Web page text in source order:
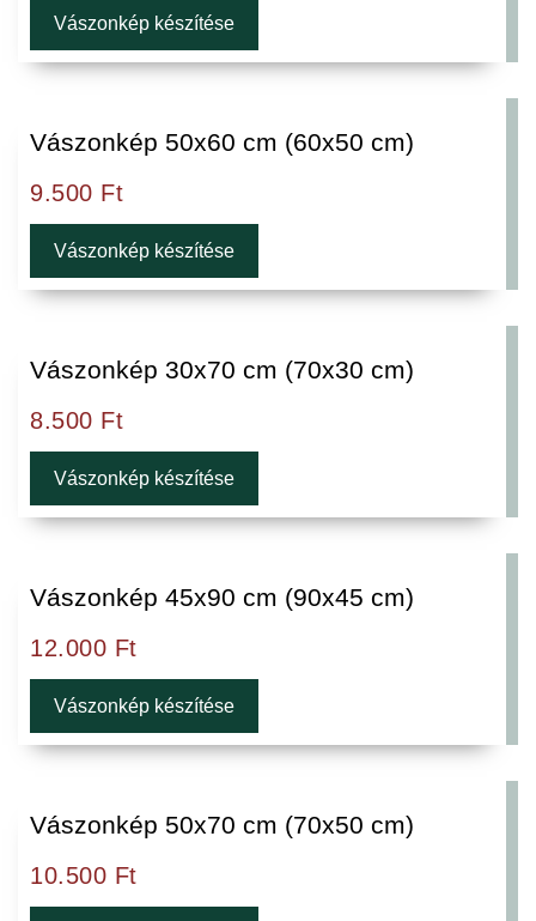
Vászonkép készítése
Vászonkép 50x60 cm (60x50 cm)
9.500 Ft
Vászonkép készítése
Vászonkép 30x70 cm (70x30 cm)
8.500 Ft
Vászonkép készítése
Vászonkép 45x90 cm (90x45 cm)
12.000 Ft
Vászonkép készítése
Vászonkép 50x70 cm (70x50 cm)
10.500 Ft